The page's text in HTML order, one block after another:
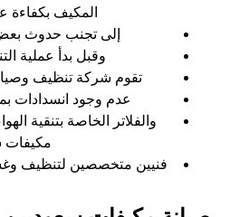
المكيف بكفاءة
إلى تجنب حدوث بعض
وقبل بدأ عملية
تقوم شركة تنظيف
عدم وجود انسدادات
والفلاتر الخاصة بتنقية
مكيفات
فنيين متخصصين لتنظيف